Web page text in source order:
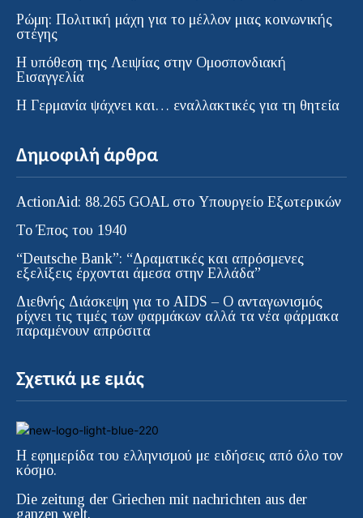
Ρώμη: Πολιτική μάχη για το μέλλον μιας κοινωνικής
στέγης
Η υπόθεση της Λειψίας στην Ομοσπονδιακή
Εισαγγελία
H Γερμανία ψάχνει και… εναλλακτικές για τη θητεία
Δημοφιλή άρθρα
ActionAid: 88.265 GOAL στο Υπουργείο Εξωτερικών
Το Έπος του 1940
“Deutsche Bank”: “Δραματικές και απρόσμενες
εξελίξεις έρχονται άμεσα στην Ελλάδα”
Διεθνής Διάσκεψη για το AIDS – Ο ανταγωνισμός
ρίχνει τις τιμές των φαρμάκων αλλά τα νέα φάρμακα
παραμένουν απρόσιτα
Σχετικά με εμάς
Η εφημερίδα του ελληνισμού με ειδήσεις από όλο τον
κόσμο.
Die zeitung der Griechen mit nachrichten aus der
ganzen welt.